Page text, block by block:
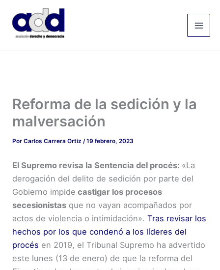
contenido
Reforma de la sedición y la
malversación
PorCarlos Carrera Ortiz/19 febrero, 2023
El Supremo revisa la Sentencia del procés: «La
derogación del delito de sedición por parte del
Gobierno impide castigar los procesos
secesionistas que no vayan acompañados por
actos de violencia o intimidación».Tras revisar los
hechos por los que condenó a los líderes del
procés en 2019, el Tribunal Supremo ha advertido
este lunes (13 de enero) de que la reforma del